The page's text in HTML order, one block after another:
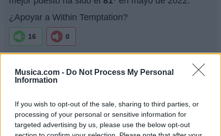
Musica.com - Do Not Process My Personal
Information
If you wish to opt-out of the sale, sharing to third parties, or
processing of your personal or sensitive information for
targeted advertising by us, please use the below opt-out
¿Apoyar a Within Temptation?
16 0
¿Apoyar a Within Temptation?
16 0
Ranking de Within Temptation TOP Música